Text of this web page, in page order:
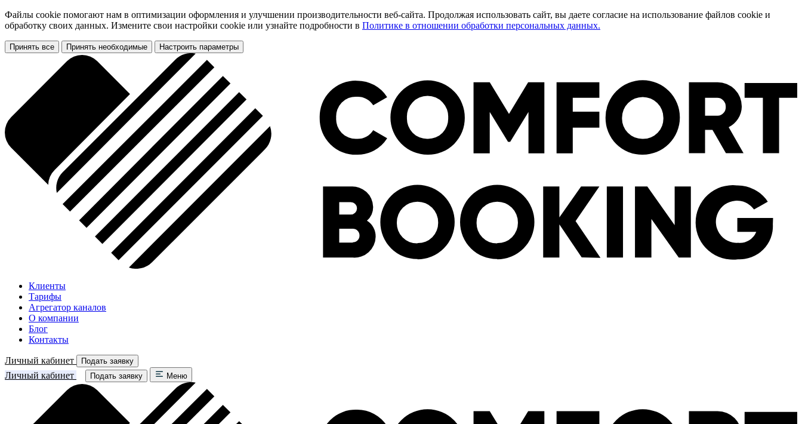
Файлы cookie помогают нам в оптимизации оформления и улучшении производительности веб-сайта. Продолжая использовать сайт, вы даете согласие на использование файлов cookie и
обработку своих данных. Измените свои настройки cookie или узнайте подробности в Политике в отношении обработки персональных данных.
Принять все Принять необходимые Настроить параметры
Клиенты
Тарифы
Агрегатор каналов
О компании
Блог
Контакты
Личный кабинет Подать заявку
Личный кабинет Подать заявку Меню